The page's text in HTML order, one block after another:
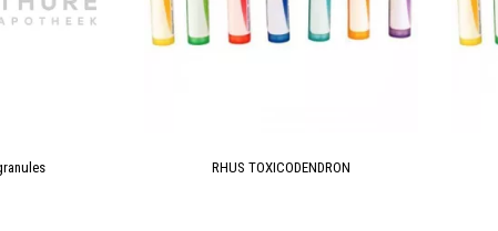
RHUS TOXICODENDRON